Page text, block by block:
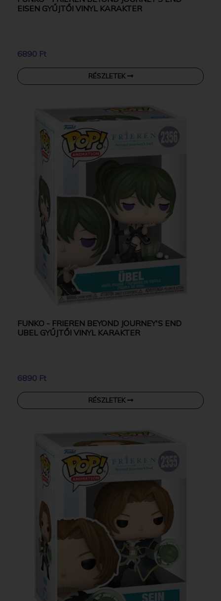
EISEN GYŰJTŐI VINYL KARAKTER
6890 Ft
RÉSZLETEK
FUNKO - FRIEREN BEYOND JOURNEY'S END
UBEL GYŰJTŐI VINYL KARAKTER
6890 Ft
RÉSZLETEK